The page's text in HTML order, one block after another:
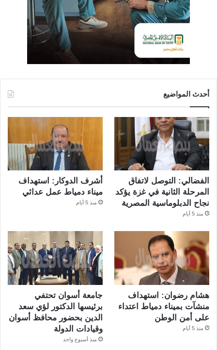
أحدث المواضيع
الفضالي: التوصل لاتفاق
المرحلة الثانية في غزة يؤكد
نجاح الدبلوماسية المصرية
منذ 5 أيام
أشرف الدوكار: استهداف
ميناء دمياط عمل عدائي
منذ 5 أيام
هشام رضوان: استهداف
منشآت بميناء دمياط اعتداء
على أمن الوطن
منذ 5 أيام
جامعة أسوان تحتفي
برئيسها الدكتور لؤي سعد
الدين بحضور محافظ أسوان
وقيادات الدولة
منذ أسبوع واحد